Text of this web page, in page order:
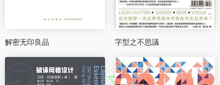
解密无印良品 字型之不思議